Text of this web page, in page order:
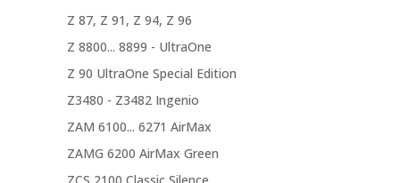
Z 87, Z 91, Z 94, Z 96
Z 8800... 8899 - UltraOne
Z 90 UltraOne Special Edition
Z3480 - Z3482 Ingenio
ZAM 6100... 6271 AirMax
ZAMG 6200 AirMax Green